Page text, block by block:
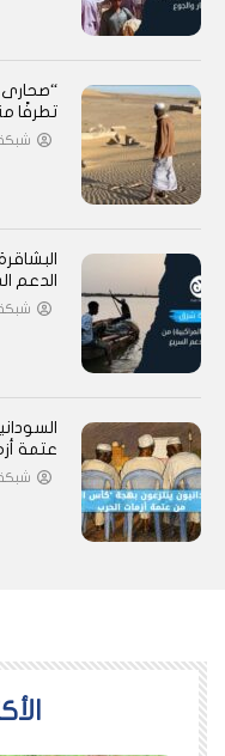
“صحارى
تطرفًا
الدعم
عتمة